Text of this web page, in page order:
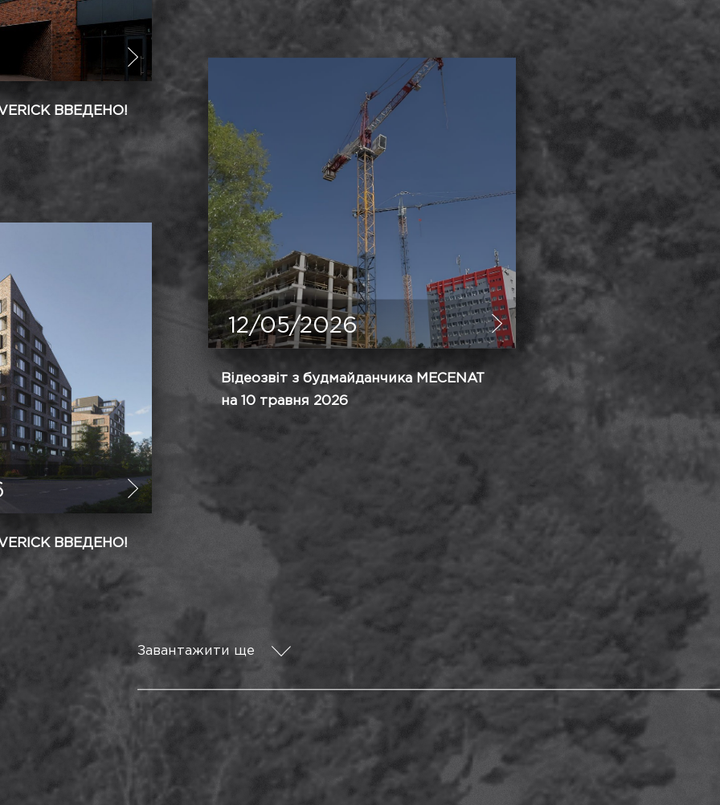
ВВЕДЕНО!
ВВЕДЕНО!
12/05/2026
Відеозвіт з будмайданчика MECENAT
на 10 травня 2026
Завантажити ще